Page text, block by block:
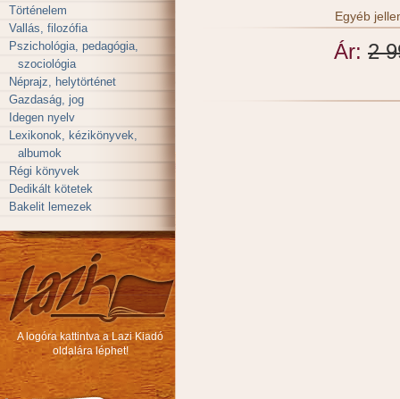
Történelem
Vallás, filozófia
Pszichológia, pedagógia,
szociológia
Néprajz, helytörténet
Gazdaság, jog
Idegen nyelv
Lexikonok, kézikönyvek,
albumok
Régi könyvek
Dedikált kötetek
Bakelit lemezek
A logóra kattintva a Lazi Kiadó
oldalára léphet!
Egyéb
Ár: 2